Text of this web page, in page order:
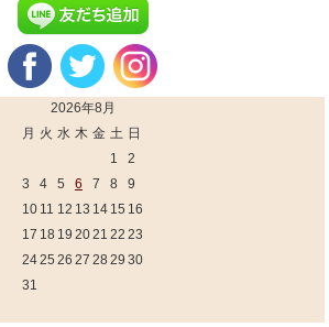
2026年8月
月 火 水 木 金 土 日
1
2
3
4 5 6 7 8
9
10 11 12 13 14 15 16
17 18 19 2021 22 23
2425 26 27 28 29 30
31